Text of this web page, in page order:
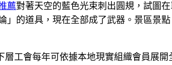
薦對著天空的藍色光束刺出圓規，試圖
」的道具，現在全部成了武器。景區景
層工會每年可依據本地現實組織會員展